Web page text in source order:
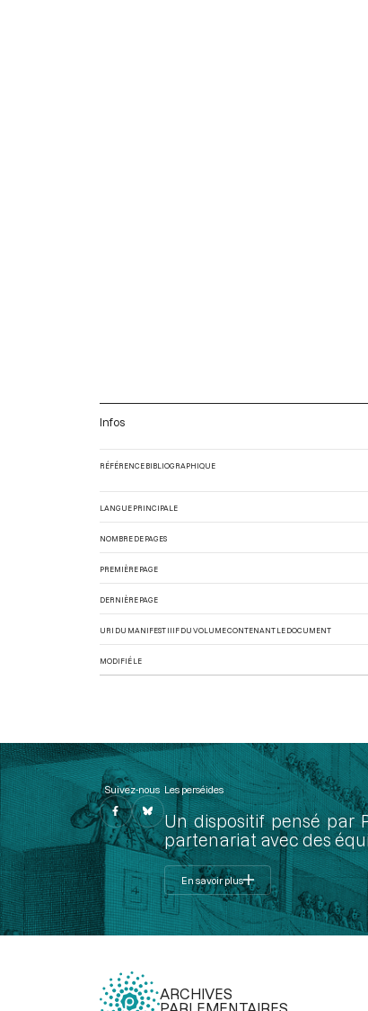
Infos
RÉFÉRENCE BIBLIOGRAPHIQUE
LANGUE PRINCIPALE
NOMBRE DE PAGES
PREMIÈRE PAGE
DERNIÈRE PAGE
URI DU MANIFEST IIIF DU VOLUME CONTENANT LE DOCUMENT
MODIFIÉ LE
Suivez-nous Les perséides
Un dispositif pensé par
partenariat avec des
En savoir plus
ARCHIVES